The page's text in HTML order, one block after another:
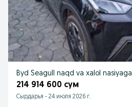
Byd Seagull naqd va xalol nasiyaga
214 914 600 сум
Сырдарья - 24 июля 2026 г.